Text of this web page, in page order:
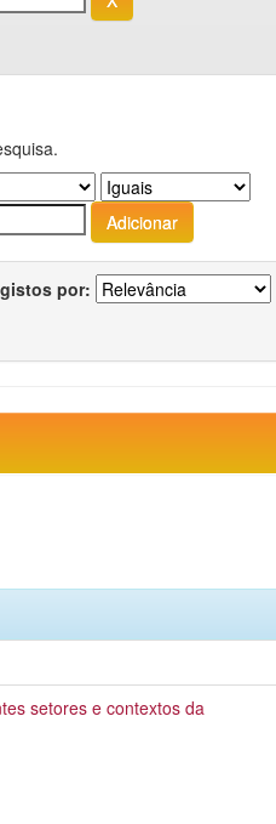
por:
setores e contextos da